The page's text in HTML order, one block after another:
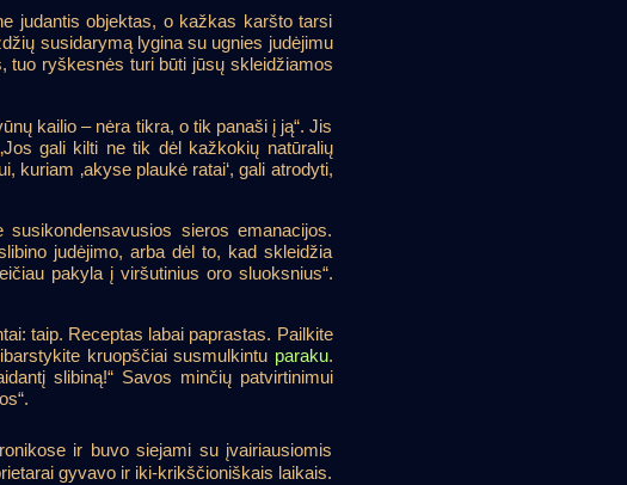
judantis objektas, o kažkas karšto tarsi
susidarymą lygina su ugnies judėjimu
tuo ryškesnės turi būti jūsų skleidžiamos
kailio – nėra tikra, o tik panaši į ją“. Jis
gali kilti ne tik dėl kažkokių natūralių
kuriam ‚akyse plaukė ratai‘, gali atrodyti,
sieros emanacijos.
judėjimo, arba dėl to, kad skleidžia
pakyla į viršutinius oro sluoksnius“.
taip. Receptas labai paprastas. Pailkite
kruopščiai susmulkintu paraku.
slibiną!“ Savos minčių patvirtinimui
ir buvo siejami su įvairiausiomis
gyvavo ir iki-krikščioniškais laikais.